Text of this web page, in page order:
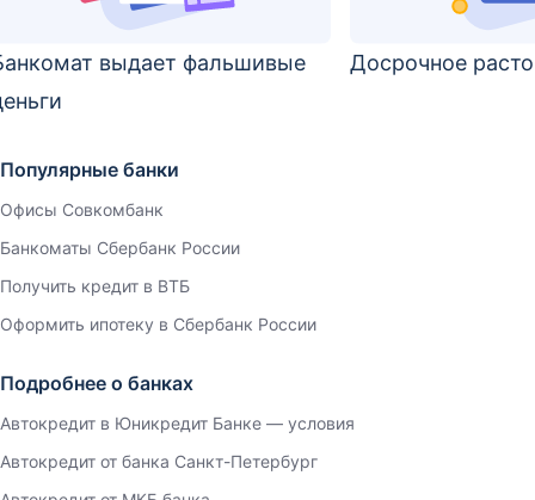
выдает фальшивые
Досрочное
Популярные банки
Офисы Совкомбанк
Банкоматы Сбербанк России
Получить кредит в ВТБ
Оформить ипотеку в Сбербанк России
Подробнее о банках
Автокредит в Юникредит Банке — условия
Автокредит от банка Санкт-Петербург